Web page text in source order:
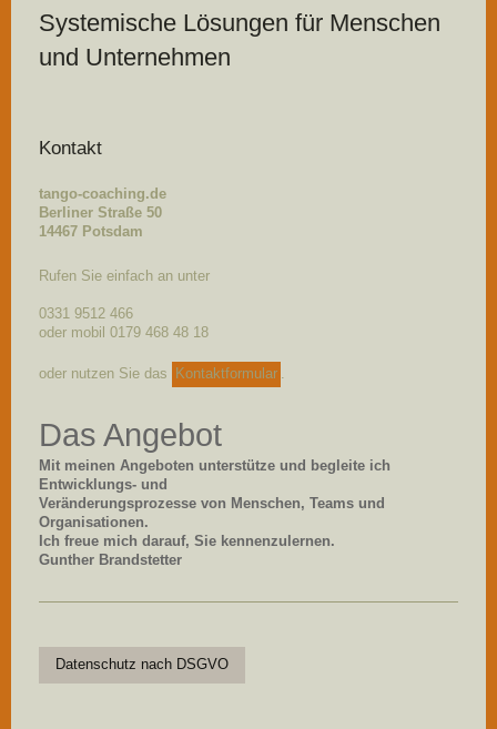
Systemische Lösungen für Menschen
und Unternehmen
Kontakt
tango-coaching.de
Berliner Straße 50
14467 Potsdam
Rufen Sie einfach an unter
0331 9512 466
oder mobil 0179 468 48 18
oder nutzen Sie das Kontaktformular .
Das Angebot
Mit meinen Angeboten unterstütze und begleite ich
Entwicklungs- und
Veränderungsprozesse von Menschen, Teams und
Organisationen.
Ich freue mich darauf, Sie kennenzulernen.
Gunther Brandstetter
Datenschutz nach DSGVO